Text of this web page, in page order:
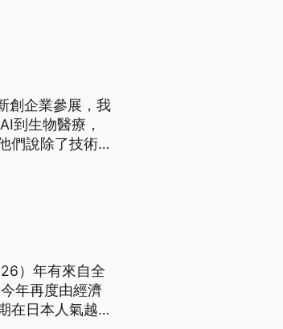
創企業參展，我
到生物醫療，
們說除了技術
）年有來自全
年再度由經濟
在日本人氣越來